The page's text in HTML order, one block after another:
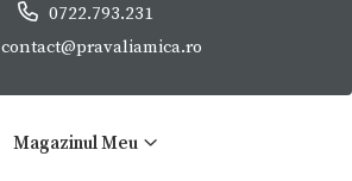
0722.793.231
contact@pravaliamica.ro
Magazinul Meu